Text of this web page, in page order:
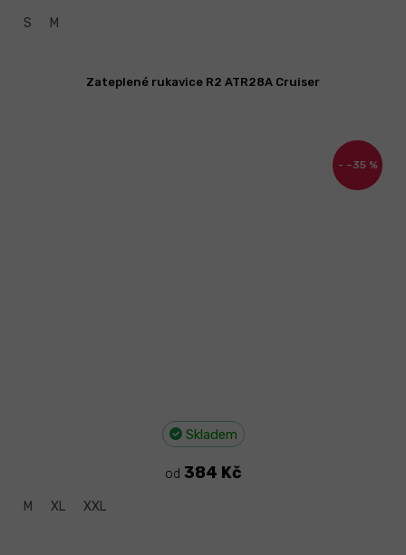
S M
–35 %
Zateplené rukavice R2 ATR28A Cruiser
Skladem
od 384 Kč
M XL XXL